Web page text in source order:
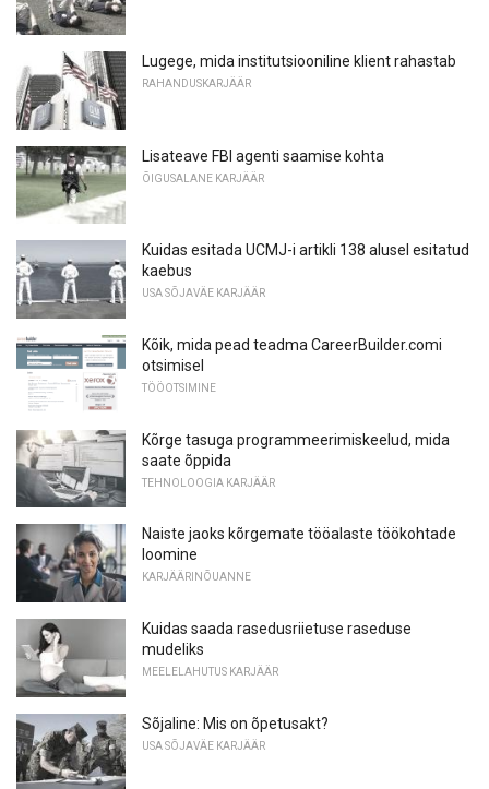
Lugege, mida institutsiooniline klient rahastab
RAHANDUSKARJÄÄR
Lisateave FBI agenti saamise kohta
ÕIGUSALANE KARJÄÄR
Kuidas esitada UCMJ-i artikli 138 alusel esitatud
kaebus
USA SÕJAVÄE KARJÄÄR
Kõik, mida pead teadma CareerBuilder.comi
otsimisel
TÖÖOTSIMINE
Kõrge tasuga programmeerimiskeelud, mida
saate õppida
TEHNOLOOGIA KARJÄÄR
Naiste jaoks kõrgemate tööalaste töökohtade
loomine
KARJÄÄRINÕUANNE
Kuidas saada rasedusriietuse raseduse
mudeliks
MEELELAHUTUS KARJÄÄR
Sõjaline: Mis on õpetusakt?
USA SÕJAVÄE KARJÄÄR